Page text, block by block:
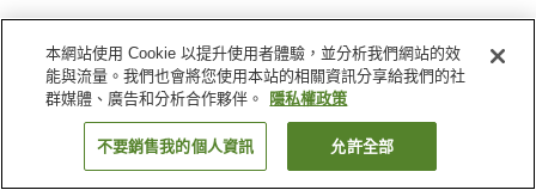
無線網路
距離車站約步行 5 分鐘內
酒吧
咖啡廳
日本 東京 台東區 根津格拉菲飯店
找客房
本網站使用 Cookie 以提升使用者體驗，並分析我們網站的效
能與流量。我們也會將您使用本站的相關資訊分享給我們的社
群媒體、廣告和分析合作夥伴。
隱私權政策
不要銷售我的個人資訊 允許全部